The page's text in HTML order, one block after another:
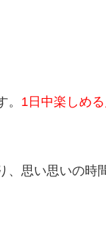
1日中楽しめ
思い思いの時